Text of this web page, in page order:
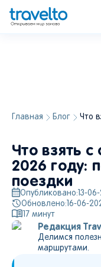
Главная Блог Что
Что взять с
2026 году:
поездки
Опубликовано: 13-
Обновлено: 16-06-
17 минут
Редакция
Делимся
маршрутами.